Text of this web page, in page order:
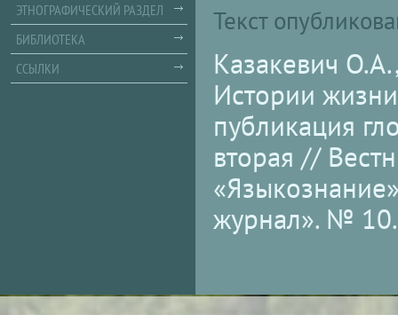
Текст
Казакевич
Истории
публикация
вторая //
журнал». №
ЭТНОГРАФИЧЕСКИЙ РАЗДЕЛ
БИБЛИОТЕКА
ССЫЛКИ